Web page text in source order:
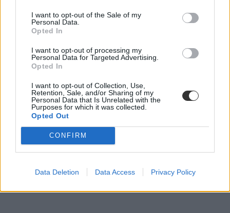
I want to opt-out of the Sale of my
Personal Data.
Opted In
I want to opt-out of processing my
Personal Data for Targeted Advertising.
Opted In
I want to opt-out of Collection, Use,
Retention, Sale, and/or Sharing of my
Personal Data that Is Unrelated with the
Purposes for which it was collected.
Opted Out
CONFIRM
Data Deletion Data Access Privacy Policy